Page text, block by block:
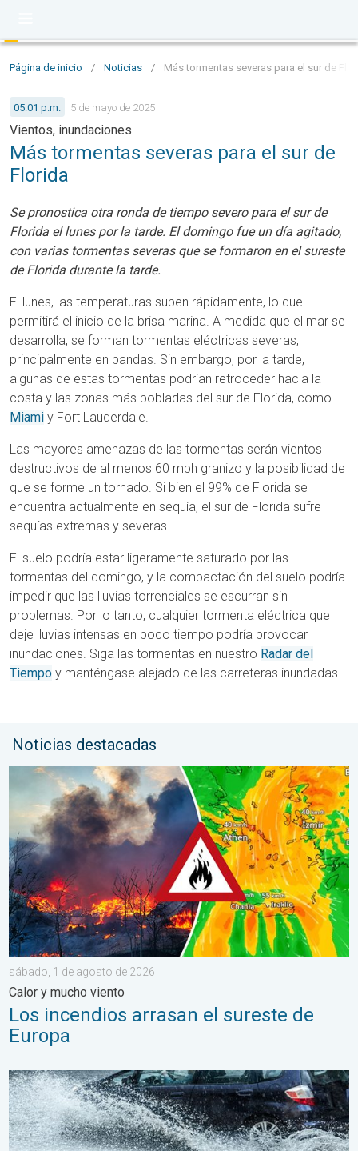
Página de inicio / Noticias / Más tormentas severas para el sur de
05:01 p.m. 5 de mayo de 2025
Vientos, inundaciones
Más tormentas severas para el sur de
Florida
Se pronostica otra ronda de tiempo severo para el sur de
Florida el lunes por la tarde. El domingo fue un día agitado,
con varias tormentas severas que se formaron en el sureste
de Florida durante la tarde.
El lunes, las temperaturas suben rápidamente, lo que
permitirá el inicio de la brisa marina. A medida que el mar se
desarrolla, se forman tormentas eléctricas severas,
principalmente en bandas. Sin embargo, por la tarde,
algunas de estas tormentas podrían retroceder hacia la
costa y las zonas más pobladas del sur de Florida, como
Miami y Fort Lauderdale.
Las mayores amenazas de las tormentas serán vientos
destructivos de al menos 60 mph granizo y la posibilidad de
que se forme un tornado. Si bien el 99% de Florida se
encuentra actualmente en sequía, el sur de Florida sufre
sequías extremas y severas.
El suelo podría estar ligeramente saturado por las
tormentas del domingo, y la compactación del suelo podría
impedir que las lluvias torrenciales se escurran sin
problemas. Por lo tanto, cualquier tormenta eléctrica que
deje lluvias intensas en poco tiempo podría provocar
inundaciones. Siga las tormentas en nuestro Radar del
Tiempo y manténgase alejado de las carreteras inundadas.
Noticias destacadas
Los incendios arrasan el sureste de Europa. Calor y mucho
sábado, 1 de agosto de 2026
Calor y mucho viento
Los incendios arrasan el sureste de
Europa
Carreteras inundadas peligrosas. Medidas de seguridad. . .